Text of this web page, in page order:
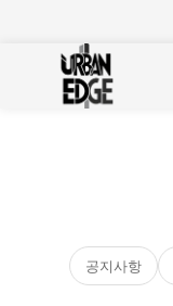
공지사항